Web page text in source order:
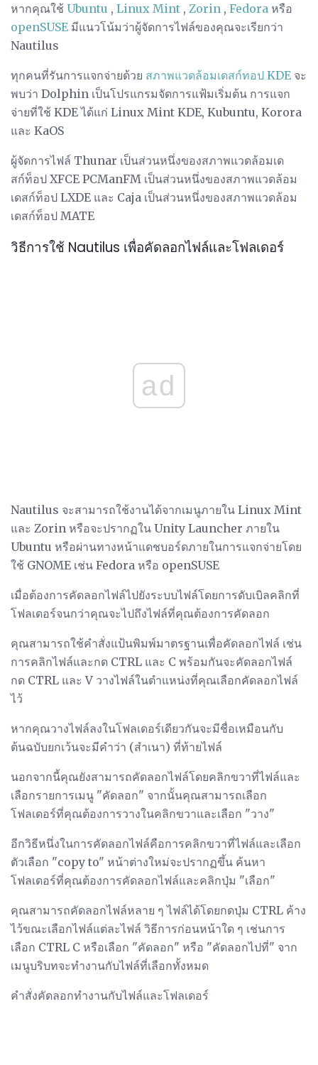
หากคุณใช้ Ubuntu , Linux Mint , Zorin , Fedora หรือ
openSUSE มีแนวโน้มว่าผู้จัดการไฟล์ของคุณจะเรียกว่า
Nautilus
ทุกคนที่รันการแจกจ่ายด้วย สภาพแวดล้อมเดสก์ทอป KDE จะ
พบว่า Dolphin เป็นโปรแกรมจัดการแฟ้มเริ่มต้น การแจก
จ่ายที่ใช้ KDE ได้แก่ Linux Mint KDE, Kubuntu, Korora
และ KaOS
ผู้จัดการไฟล์ Thunar เป็นส่วนหนึ่งของสภาพแวดล้อมเด
สก์ท็อป XFCE PCManFM เป็นส่วนหนึ่งของสภาพแวดล้อม
เดสก์ท็อป LXDE และ Caja เป็นส่วนหนึ่งของสภาพแวดล้อม
เดสก์ท็อป MATE
วิธีการใช้ Nautilus เพื่อคัดลอกไฟล์และโฟลเดอร์
ad
Nautilus จะสามารถใช้งานได้จากเมนูภายใน Linux Mint
และ Zorin หรือจะปรากฏใน Unity Launcher ภายใน
Ubuntu หรือผ่านทางหน้าแดชบอร์ดภายในการแจกจ่ายโดย
ใช้ GNOME เช่น Fedora หรือ openSUSE
เมื่อต้องการคัดลอกไฟล์ไปยังระบบไฟล์โดยการดับเบิลคลิกที่
โฟลเดอร์จนกว่าคุณจะไปถึงไฟล์ที่คุณต้องการคัดลอก
คุณสามารถใช้คำสั่งแป้นพิมพ์มาตรฐานเพื่อคัดลอกไฟล์ เช่น
การคลิกไฟล์และกด CTRL และ C พร้อมกันจะคัดลอกไฟล์
กด CTRL และ V วางไฟล์ในตำแหน่งที่คุณเลือกคัดลอกไฟล์
ไว้
หากคุณวางไฟล์ลงในโฟลเดอร์เดียวกันจะมีชื่อเหมือนกับ
ต้นฉบับยกเว้นจะมีคำว่า (สำเนา) ที่ท้ายไฟล์
นอกจากนี้คุณยังสามารถคัดลอกไฟล์โดยคลิกขวาที่ไฟล์และ
เลือกรายการเมนู "คัดลอก" จากนั้นคุณสามารถเลือก
โฟลเดอร์ที่คุณต้องการวางในคลิกขวาและเลือก "วาง"
อีกวิธีหนึ่งในการคัดลอกไฟล์คือการคลิกขวาที่ไฟล์และเลือก
ตัวเลือก "copy to" หน้าต่างใหม่จะปรากฏขึ้น ค้นหา
โฟลเดอร์ที่คุณต้องการคัดลอกไฟล์และคลิกปุ่ม "เลือก"
คุณสามารถคัดลอกไฟล์หลาย ๆ ไฟล์ได้โดยกดปุ่ม CTRL ค้าง
ไว้ขณะเลือกไฟล์แต่ละไฟล์ วิธีการก่อนหน้าใด ๆ เช่นการ
เลือก CTRL C หรือเลือก "คัดลอก" หรือ "คัดลอกไปที่" จาก
เมนูบริบทจะทำงานกับไฟล์ที่เลือกทั้งหมด
คำสั่งคัดลอกทำงานกับไฟล์และโฟลเดอร์